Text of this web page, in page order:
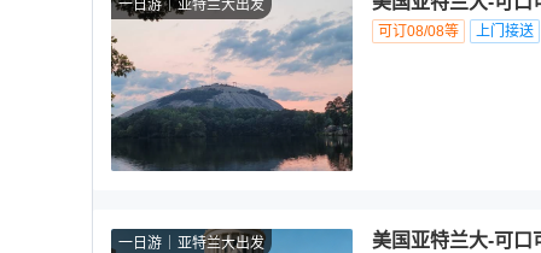
一日游 亚特兰大出发
可订08/08等 上门接送
一日游 亚特兰大出发 美国亚特兰大-可口